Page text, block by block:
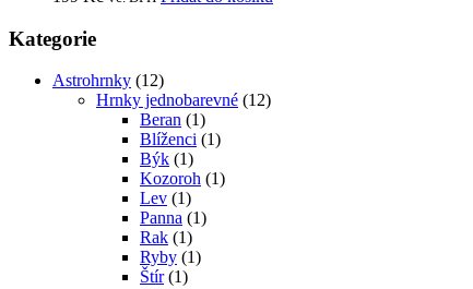
Kategorie
Astrohrnky (12)
Hrnky jednobarevné (12)
Beran (1)
Blíženci (1)
Býk (1)
Kozoroh (1)
Lev (1)
Panna (1)
Rak (1)
Ryby (1)
Štír (1)